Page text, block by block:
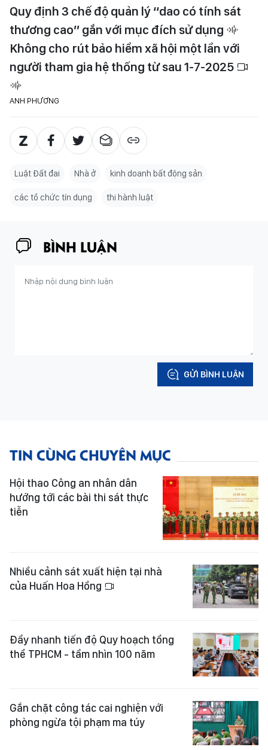
Quy định 3 chế độ quản lý “dao có tính sát
thương cao” gắn với mục đích sử dụng
Không cho rút bảo hiểm xã hội một lần với
người tham gia hệ thống từ sau 1-7-2025
ANH PHƯƠNG
Luật Đất đai Nhà ở kinh doanh bất động sản
các tổ chức tín dụng thi hành luật
BÌNH LUẬN
GỬI BÌNH LUẬN
TIN CÙNG CHUYÊN MỤC
Hội thao Công an nhân dân
hướng tới các bài thi sát thực
tiễn
Nhiều cảnh sát xuất hiện tại nhà
của Huấn Hoa Hồng
Đẩy nhanh tiến độ Quy hoạch tổng
thể TPHCM - tầm nhìn 100 năm
Gắn chặt công tác cai nghiện với
phòng ngừa tội phạm ma túy